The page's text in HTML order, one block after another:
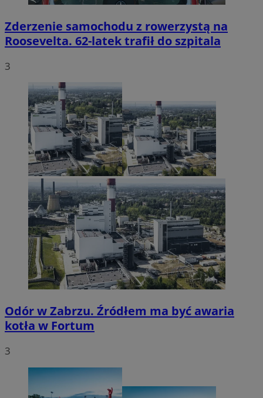
Zderzenie samochodu z rowerzystą na
Roosevelta. 62-latek trafił do szpitala
3
Odór w Zabrzu. Źródłem ma być awaria
kotła w Fortum
3